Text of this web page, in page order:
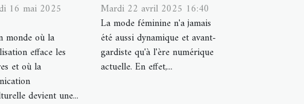
16 mai 2025
monde où la
efface les
et où la
devient une...
Mardi 22 avril 2025 16:40
La mode féminine n'a jamais
été aussi dynamique et avant-
gardiste qu'à l'ère numérique
actuelle. En effet,...